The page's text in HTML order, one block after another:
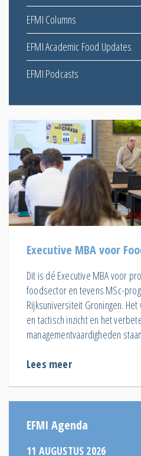
EFMI Columns
EFMI Academic Food Updates
EFMI Podcasts
Executive MBA voor
Dit is dé Executive MBA voor
foodsector en tevens MSc-
Rijksuniversiteit Groningen.
en tactisch inzicht en het
managementvaardigheden
Lees meer
EFMI Agenda
11 AUGUSTUS 2026